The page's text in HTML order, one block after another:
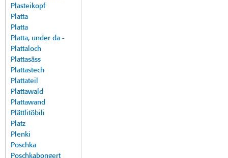
Plasteikopf
Platta
Platta
Platta, under da -
Plattaloch
Plattasäss
Plattastech
Plattateil
Plattawald
Plattawand
Plättlitöbili
Platz
Plenki
Poschka
Poschkabongert